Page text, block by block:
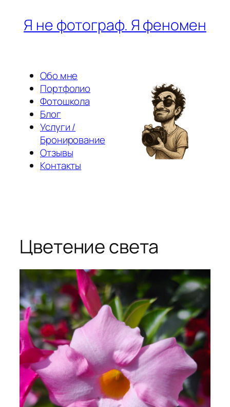
ПерейтиЯ не фотограф. Я феномен
Обо мне
Портфолио
Фотошкола
Блог
Услуги /
Бронирование
Отзывы
Контакты
Цветение света